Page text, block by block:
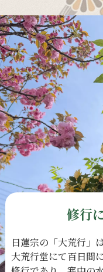
修行
日蓮宗の 「大荒行」は
大荒行堂にて百日間